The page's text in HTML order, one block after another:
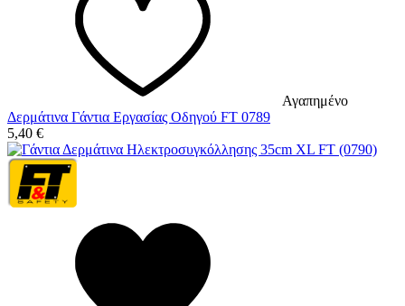
Αγαπημένο
Δερμάτινα Γάντια Εργασίας Οδηγού FT 0789
5,40 €